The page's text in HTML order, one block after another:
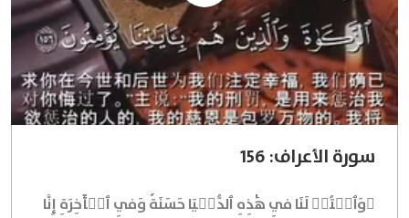
سورة الأعراف: 156
۞وَٱكۡتُبۡ لَنَا فِي هَٰذِهِ ٱلدُّنۡيَا حَسَنَةٗ وَفِي ٱلۡأٓخِرَةِ إِنَّا